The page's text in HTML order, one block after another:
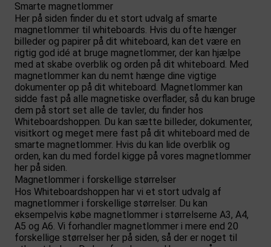
Smarte magnetlommer
Her på siden finder du et stort udvalg af smarte
magnetlommer til whiteboards. Hvis du ofte hænger
billeder og papirer på dit whiteboard, kan det være en
rigtig god idé at bruge magnetlommer, der kan hjælpe
med at skabe overblik og orden på dit whiteboard. Med
magnetlommer kan du nemt hænge dine vigtige
dokumenter op på dit whiteboard. Magnetlommer kan
sidde fast på alle magnetiske overflader, så du kan bruge
dem på stort set alle de tavler, du finder hos
Whiteboardshoppen. Du kan sætte billeder, dokumenter,
visitkort og meget mere fast på dit whiteboard med de
smarte magnetlommer. Hvis du kan lide overblik og
orden, kan du med fordel kigge på vores magnetlommer
her på siden.
Magnetlommer i forskellige størrelser
Hos Whiteboardshoppen har vi et stort udvalg af
magnetlommer i forskellige størrelser. Du kan
eksempelvis købe magnetlommer i størrelserne A3, A4,
A5 og A6. Vi forhandler magnetlommer i mere end 20
forskellige størrelser her på siden, så der er noget til